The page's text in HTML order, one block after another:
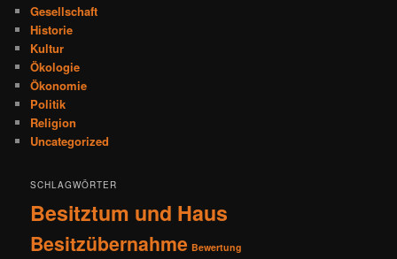
h
e
n
Gesellschaft
Historie
Kultur
Ökologie
Ökonomie
Politik
Religion
Uncategorized
SCHLAGWÖRTER
Besitztum und Haus
Besitzübernahme Bewertung